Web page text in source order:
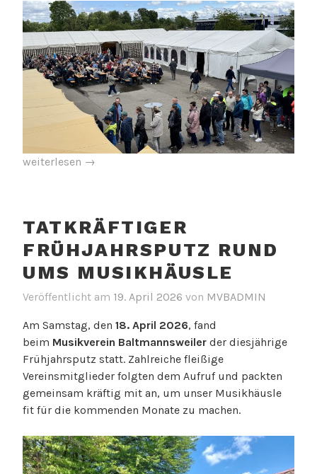
„Gelungenes
Wetter“
weiterlesen →
TATKRÄFTIGER
FRÜHJAHRSPUTZ RUND
UMS MUSIKHÄUSLE
Veröffentlicht am 19. April 2026 von MVBADMIN
Am Samstag, den 18. April 2026, fand
beim Musikverein Baltmannsweiler der diesjährige
Frühjahrsputz statt. Zahlreiche fleißige
Vereinsmitglieder folgten dem Aufruf und packten
gemeinsam kräftig mit an, um unser Musikhäusle
fit für die kommenden Monate zu machen.